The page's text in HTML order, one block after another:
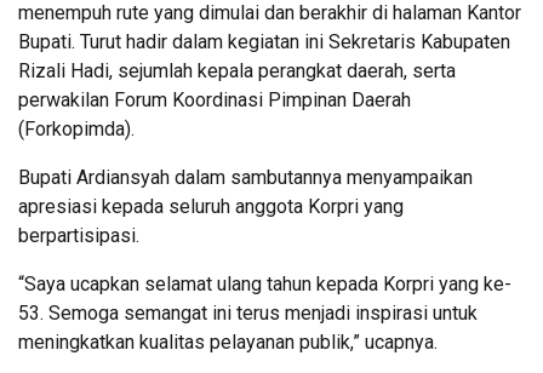
menempuh rute yang dimulai dan berakhir di halaman Kantor
Bupati. Turut hadir dalam kegiatan ini Sekretaris Kabupaten
Rizali Hadi, sejumlah kepala perangkat daerah, serta
perwakilan Forum Koordinasi Pimpinan Daerah
(Forkopimda).
Bupati Ardiansyah dalam sambutannya menyampaikan
apresiasi kepada seluruh anggota Korpri yang
berpartisipasi.
“Saya ucapkan selamat ulang tahun kepada Korpri yang ke-
53. Semoga semangat ini terus menjadi inspirasi untuk
meningkatkan kualitas pelayanan publik,” ucapnya.